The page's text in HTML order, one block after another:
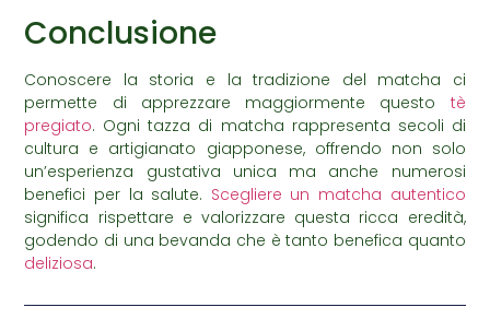
Conclusione
Conoscere la storia e la tradizione del matcha ci
permette di apprezzare maggiormente questo tè
pregiato. Ogni tazza di matcha rappresenta secoli di
cultura e artigianato giapponese, offrendo non solo
un’esperienza gustativa unica ma anche numerosi
benefici per la salute. Scegliere un matcha autentico
significa rispettare e valorizzare questa ricca eredità,
godendo di una bevanda che è tanto benefica quanto
deliziosa.